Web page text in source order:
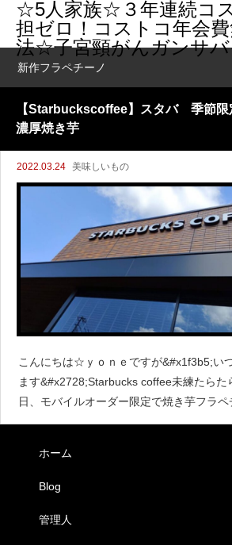
☆5人家族☆３年連続コ
担ゼロ！コストコ年会
法☆子宮頸がんガンサ
新作フラペチーノ
【Starbuckscoffee】スタバ 季節
濃厚焼き芋
2022.03.24 美味しいもの
こんにちは☆ｙｏｎｅですが&#x1f3b5;い
ます&#x2728;Starbucks coffee未練たらた
日、モバイルオーダー限定で焼き芋フラペ
した。もう行くっきゃない( *
ホーム
Blog
管理人